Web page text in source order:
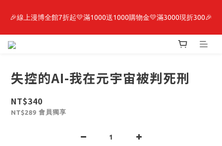
最新開賣🔥「全知讀者視角」 周邊商品
🎉線上漫博全館7折起💛滿1000送1000購物金💛滿3000現折300🎉
【抽籤堂】 影之強者、你又被殺了呢，偵探大人、約會大作戰、
最新開賣🔥「全知讀者視角」 周邊商品
失控的AI-我在元宇宙被判死刑
NT$340
NT$289 會員獨享